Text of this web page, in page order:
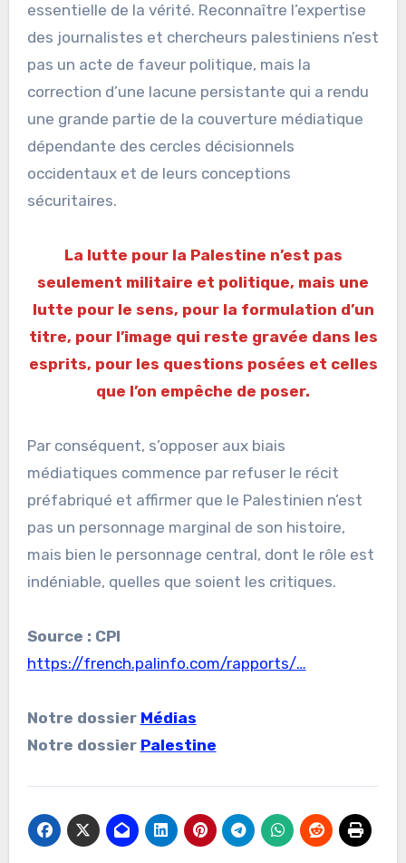
essentielle de la vérité. Reconnaître l’expertise
des journalistes et chercheurs palestiniens n’est
pas un acte de faveur politique, mais la
correction d’une lacune persistante qui a rendu
une grande partie de la couverture médiatique
dépendante des cercles décisionnels
occidentaux et de leurs conceptions
sécuritaires.
La lutte pour la Palestine n’est pas
seulement militaire et politique, mais une
lutte pour le sens, pour la formulation d’un
titre, pour l’image qui reste gravée dans les
esprits, pour les questions posées et celles
que l’on empêche de poser.
Par conséquent, s’opposer aux biais
médiatiques commence par refuser le récit
préfabriqué et affirmer que le Palestinien n’est
pas un personnage marginal de son histoire,
mais bien le personnage central, dont le rôle est
indéniable, quelles que soient les critiques.
Source : CPI
https://french.palinfo.com/rapports/…
Notre dossier Médias
Notre dossier Palestine